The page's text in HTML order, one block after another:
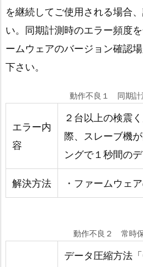
を継続してご使用される場合
い。同期計測時のエラー頻度
ームウェアのバージョン確認
下さい。
動作不良１ 同期計
エラー内
容
２台以上の検震
際、スレーブ機
ングで１秒間の
解決方法 ・ファームウェ
動作不良２ 常時
データ圧縮方法